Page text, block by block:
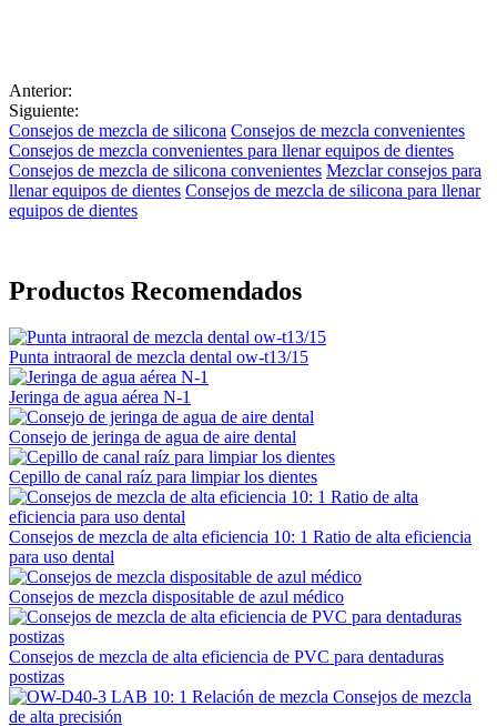
Anterior:
Siguiente:
Consejos de mezcla de silicona Consejos de mezcla convenientes
Consejos de mezcla convenientes para llenar equipos de dientes
Consejos de mezcla de silicona convenientes Mezclar consejos para
llenar equipos de dientes Consejos de mezcla de silicona para llenar
equipos de dientes
Productos Recomendados
Punta intraoral de mezcla dental ow-t13/15
Jeringa de agua aérea N-1
Consejo de jeringa de agua de aire dental
Cepillo de canal raíz para limpiar los dientes
Consejos de mezcla de alta eficiencia 10: 1 Ratio de alta eficiencia
para uso dental
Consejos de mezcla dispositable de azul médico
Consejos de mezcla de alta eficiencia de PVC para dentaduras
postizas